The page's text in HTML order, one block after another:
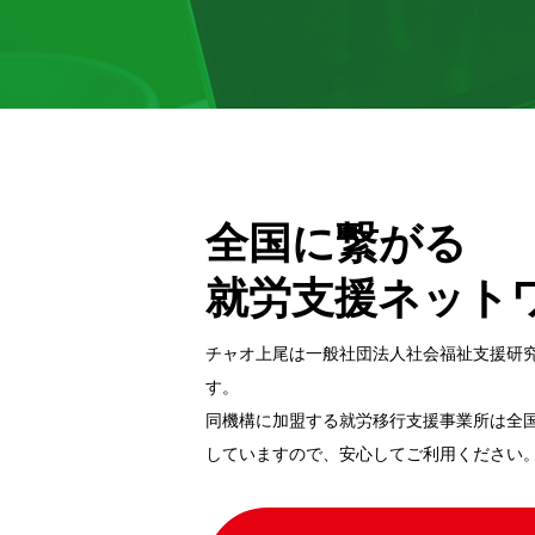
全国に繋がる
就労支援ネット
チャオ上尾は一般社団法⼈社会福祉⽀援研
す。
同機構に加盟する就労移⾏⽀援事業所は全
していますので、安⼼してご利⽤ください